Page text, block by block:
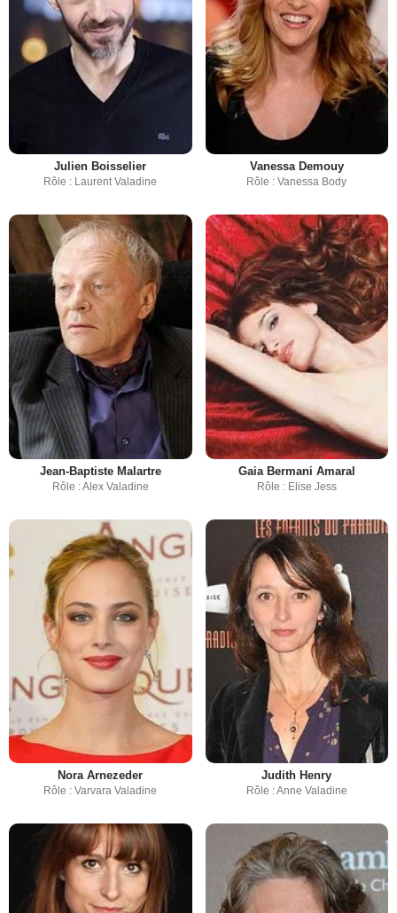
Julien Boisselier
Rôle : Laurent Valadine
Vanessa Demouy
Rôle : Vanessa Body
Jean-Baptiste Malartre
Rôle : Alex Valadine
Gaia Bermani Amaral
Rôle : Elise Jess
Nora Arnezeder
Rôle : Varvara Valadine
Judith Henry
Rôle : Anne Valadine